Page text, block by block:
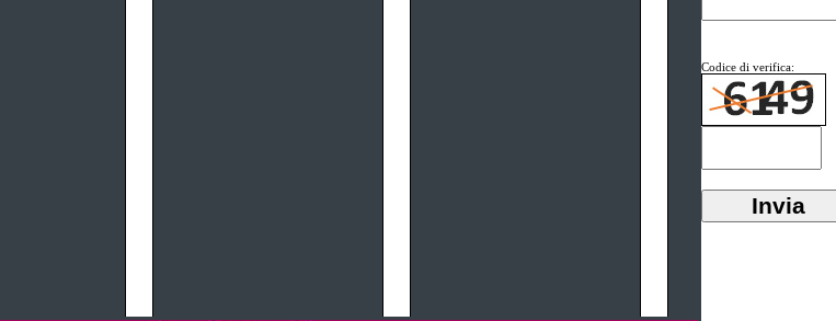
Codice di verifica: